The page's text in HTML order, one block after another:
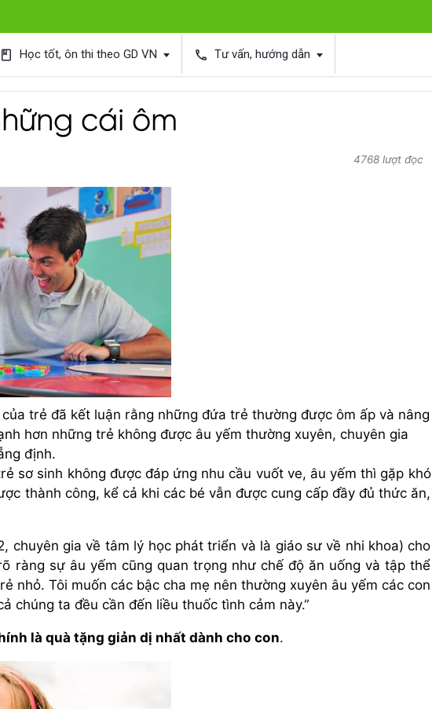
book Học tốt, ôn thi theo GD VN phone Tư vấn, hướng dẫn
cái ôm
4768 lượt đọc
trẻ đã kết luận rằng những đứa trẻ thường được ôm ấp và nâng
hơn những trẻ không được âu yếm thường xuyên, chuyên gia
định.
sơ sinh không được đáp ứng nhu cầu vuốt ve, âu yếm thì gặp khó
thành công, kể cả khi các bé vẫn được cung cấp đầy đủ thức ăn,
chuyên gia về tâm lý học phát triển và là giáo sư về nhi khoa) cho
ràng sự âu yếm cũng quan trọng như chế độ ăn uống và tập thể
nhỏ. Tôi muốn các bậc cha mẹ nên thường xuyên âu yếm các con
chúng ta đều cần đến liều thuốc tình cảm này.”
là quà tặng giản dị nhất dành cho con.